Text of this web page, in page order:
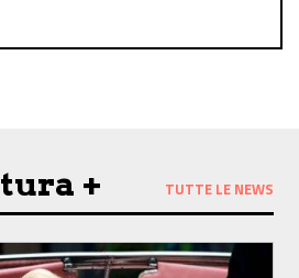
on Facebook
on Instagram
+ TUTTE LE NEWS